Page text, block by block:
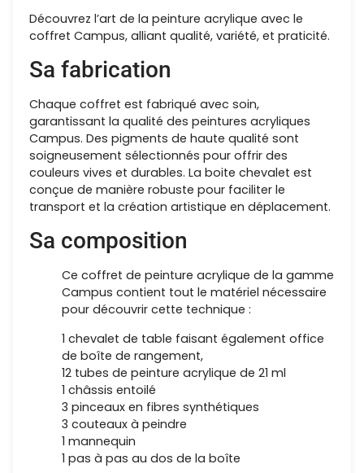
Découvrez l’art de la peinture acrylique avec le
coffret Campus, alliant qualité, variété, et praticité.
Sa fabrication
Chaque coffret est fabriqué avec soin,
garantissant la qualité des peintures acryliques
Campus. Des pigments de haute qualité sont
soigneusement sélectionnés pour offrir des
couleurs vives et durables. La boite chevalet est
conçue de manière robuste pour faciliter le
transport et la création artistique en déplacement.
Sa composition
Ce coffret de peinture acrylique de la gamme
Campus contient tout le matériel nécessaire
pour découvrir cette technique :
1 chevalet de table faisant également office
de boîte de rangement,
12 tubes de peinture acrylique de 21 ml
1 châssis entoilé
3 pinceaux en fibres synthétiques
3 couteaux à peindre
1 mannequin
1 pas à pas au dos de la boîte